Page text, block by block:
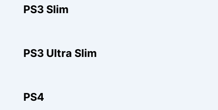
PS3 Slim
PS3 Ultra Slim
PS4